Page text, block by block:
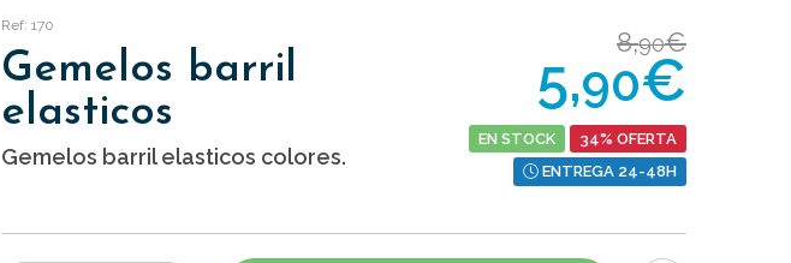
Ref: 170
Gemelos barril
elasticos
Gemelos barril elasticos colores.
8,90€
5,90€
EN STOCK
34% OFERTA
ENTREGA 24-48H